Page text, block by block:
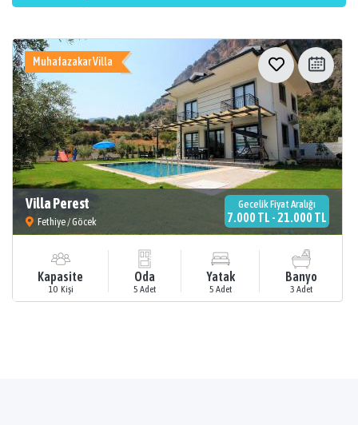
Villa Perest
Fethiye / Göcek
Gecelik Fiyat Aralığı
7.000 TL - 21.000 TL
Kapasite
10 Kişi
Oda
5 Adet
Yatak
5 Adet
Banyo
3 Adet
Muhafazakar Villa